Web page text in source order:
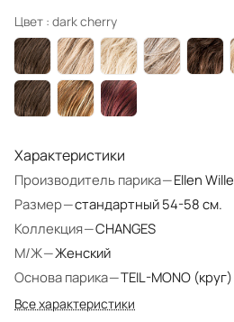
Цвет : dark cherry
Характеристики
Производитель парика—Ellen Wille
Размер—стандартный 54-58 см.
Коллекция—CHANGES
М/Ж—Женский
Основа парика—TEIL-MONO (круг)
Все характеристики